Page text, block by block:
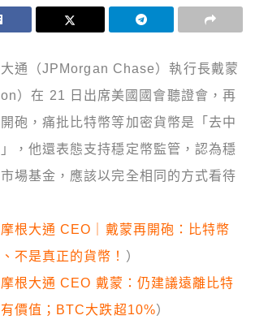
通（JPMorgan Chase）執行長戴蒙
）在 21 日出席美國國會聽證會，再
砲，痛批比特幣等加密貨幣是「去中
，他還表態支持穩定幣監管，認為穩
場基金，應該以完全相同的方式看待
摩根大通 CEO｜戴蒙再開砲：比特幣
不是真正的貨幣！
）
摩根大通 CEO 戴蒙：仍建議遠離比特
價值；BTC大跌超10%）